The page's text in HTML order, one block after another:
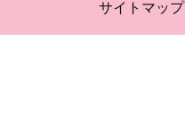
サイトマップ